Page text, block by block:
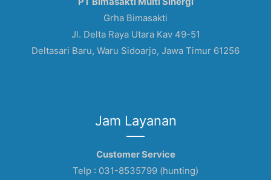
Grha Bimasakti
Jl. Delta Raya Utara Kav 49-51
Deltasari Baru, Waru Sidoarjo, Jawa Timur 61256
Jam Layanan
Customer Service
Telp : 031-8535799 (hunting)